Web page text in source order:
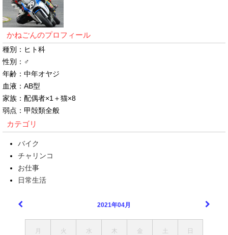
かねごんのプロフィール
種別：ヒト科
性別：♂
年齢：中年オヤジ
血液：AB型
家族：配偶者×1＋猫×8
弱点：甲殻類全般
カテゴリ
バイク
チャリンコ
お仕事
日常生活
2021年04月
月 火 水 木 金 土 日